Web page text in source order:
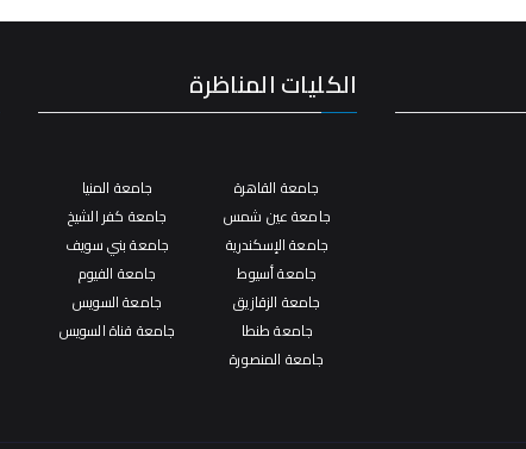
الكليات المناظرة
جامعة القاهرة
جامعة عين شمس
جامعة الإسكندرية
جامعة أسيوط
جامعة الزقازيق
جامعة طنطا
جامعة المنصورة
جامعة المنيا
جامعة كفر الشيخ
جامعة بني سويف
جامعة الفيوم
جامعة السويس
جامعة قناة السويس